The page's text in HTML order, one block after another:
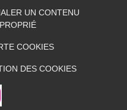
UN CONTENU
COOKIES
DES COOKIES